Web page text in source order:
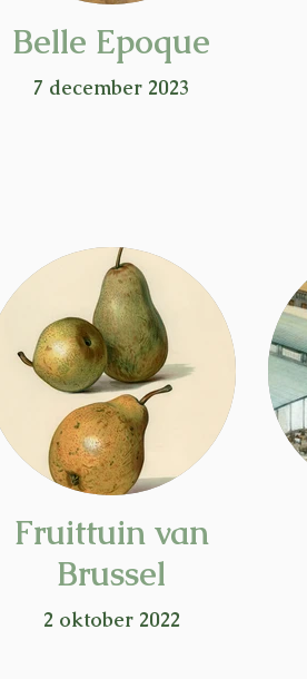
Belle Epoque
7 december 2023
Fruittuin van
Brussel
2 oktober 2022